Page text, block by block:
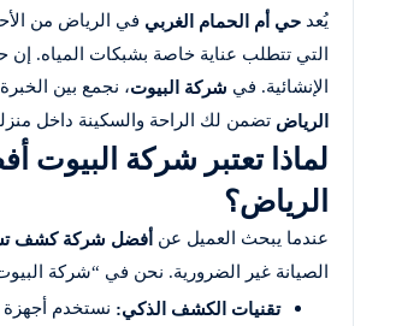
يُعد حي أم الحمام الغربي في الرياض من
التي تتطلب عناية خاصة بشبكات المياه. إن
الإنشائية. في شركة البيوت، نجمع بين
الرياض تضمن لك الراحة والسكينة داخل
لماذا تعتبر شركة
الرياض؟
عندما يبحث العميل عن أفضل شركة كشف
الصيانة غير الضرورية. نحن في “شركة
تقنيات الكشف الذكي: نستخدم أجهزة